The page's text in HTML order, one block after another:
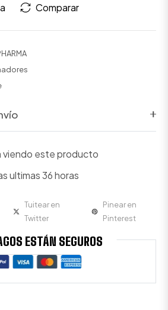
Comparar
viendo este producto
ultimas 36 horas
Tuitear en
Twitter
Pinear en
Pinterest
ESTÁN SEGUROS